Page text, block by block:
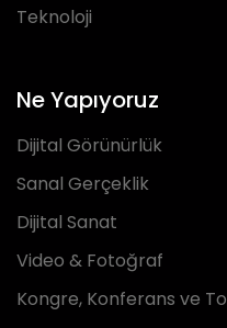
Teknoloji
Ne Yapıyoruz
Dijital Görünürlük
Sanal Gerçeklik
Dijital Sanat
Video & Fotoğraf
Kongre, Konferans ve